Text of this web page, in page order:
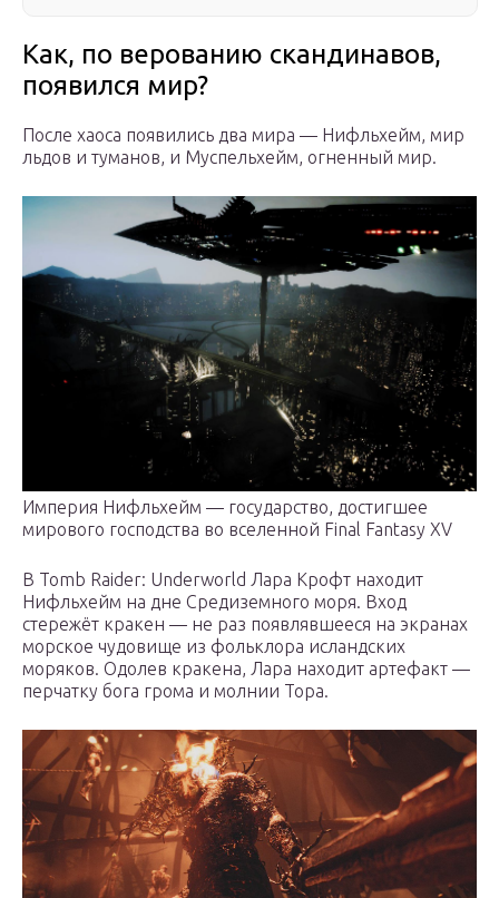
Как, по верованию скандинавов,
появился мир?
После хаоса появились два мира — Нифльхейм, мир
льдов и туманов, и Муспельхейм, огненный мир.
Империя Нифльхейм — государство, достигшее
мирового господства во вселенной Final Fantasy XV
В Tomb Raider: Underworld Лара Крофт находит
Нифльхейм на дне Средиземного моря. Вход
стережёт кракен — не раз появлявшееся на экранах
морское чудовище из фольклора исландских
моряков. Одолев кракена, Лара находит артефакт —
перчатку бога грома и молнии Тора.